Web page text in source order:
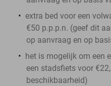
extra bed voor een
€50 p.p.p.n. (geef dit
op aanvraag en op
het is mogelijk om een
een stadsfiets voor
beschikbaarheid)